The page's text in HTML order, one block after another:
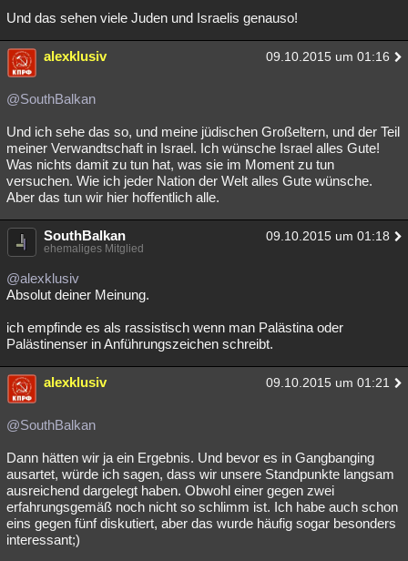
Und das sehen viele Juden und Israelis genauso!
alexklusiv 09.10.2015 um 01:16
@SouthBalkan
Und ich sehe das so, und meine jüdischen Großeltern, und der Teil
meiner Verwandtschaft in Israel. Ich wünsche Israel alles Gute!
Was nichts damit zu tun hat, was sie im Moment zu tun
versuchen. Wie ich jeder Nation der Welt alles Gute wünsche.
Aber das tun wir hier hoffentlich alle.
SouthBalkan 09.10.2015 um 01:18
ehemaliges Mitglied
@alexklusiv
Absolut deiner Meinung.
ich empfinde es als rassistisch wenn man Palästina oder
Palästinenser in Anführungszeichen schreibt.
alexklusiv 09.10.2015 um 01:21
@SouthBalkan
Dann hätten wir ja ein Ergebnis. Und bevor es in Gangbanging
ausartet, würde ich sagen, dass wir unsere Standpunkte langsam
ausreichend dargelegt haben. Obwohl einer gegen zwei
erfahrungsgemäß noch nicht so schlimm ist. Ich habe auch schon
eins gegen fünf diskutiert, aber das wurde häufig sogar besonders
interessant;)